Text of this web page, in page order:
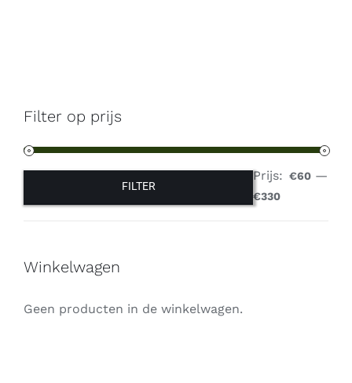
Filter op prijs
FILTER
Prijs: €60 —
€330
Winkelwagen
Geen producten in de winkelwagen.